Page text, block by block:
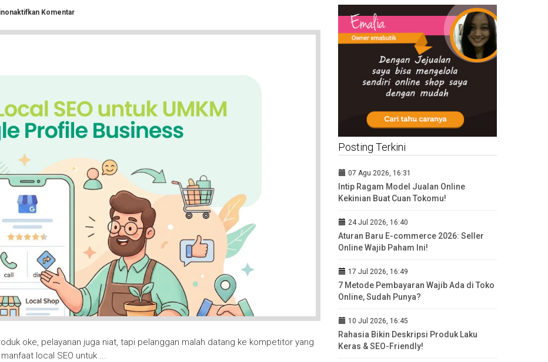
pada
Dia!
dan
Strategi
Ampuh
Komentar
oke, pelayanan juga niat, tapi pelanggan malah datang ke kompetitor yang
local SEO untuk ...
Posting Terkini
07 Agu 2026, 16:31
Intip Ragam Model Jualan Online
Kekinian Buat Cuan Tokomu!
24 Jul 2026, 16:40
Aturan Baru E-commerce 2026: Seller
Online Wajib Paham Ini!
17 Jul 2026, 16:49
7 Metode Pembayaran Wajib Ada di Toko
Online, Sudah Punya?
10 Jul 2026, 16:45
Rahasia Bikin Deskripsi Produk Laku
Keras & SEO-Friendly!